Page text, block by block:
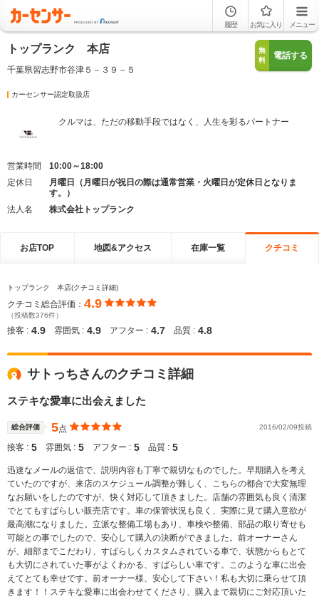
履歴 お気に入り メニュー
トップランク 本店
千葉県習志野市谷津５－３９－５
無
料
電話する
カーセンサー認定取扱店
クルマは、ただの移動手段ではなく、人生を彩るパートナー
営業時間
10:00～18:00
定休日
月曜日（月曜日が祝日の際は通常営業・火曜日が定休日となりま
す。）
法人名
株式会社トップランク
お店TOP 地図&アクセス 在庫一覧 クチコミ
トップランク 本店(クチコミ詳細)
クチコミ総合評価： 4.9
（投稿数376件）
接客 : 4.9 雰囲気 : 4.9 アフター : 4.7 品質 : 4.8
サトっちさんのクチコミ詳細
ステキな愛車に出会えました
総合評価 5点 2016/02/09投稿
接客 : 5 雰囲気 : 5 アフター : 5 品質 : 5
迅速なメールの返信で、説明内容も丁寧で親切なものでした。早期購入を考え
ていたのですが、来店のスケジュール調整が難しく、こちらの都合で大変無理
なお願いをしたのですが、快く対応して頂きました。店舗の雰囲気も良く清潔
でとてもすばらしい販売店です。車の保管状況も良く、実際に見て購入意欲が
最高潮になりました。立派な整備工場もあり、車検や整備、部品の取り寄せも
可能との事でしたので、安心して購入の決断ができました。前オーナーさん
が、細部までこだわり、すばらしくカスタムされている車で、状態からもとて
も大切にされていた事がよくわかる、すばらしい車です。このような車に出会
えてとても幸せです。前オーナー様、安心して下さい！私も大切に乗らせて頂
きます！！ステキな愛車に出会わせてくださり、購入まで親切にご対応頂いた